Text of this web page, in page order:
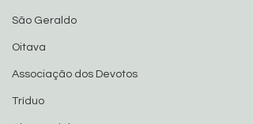
São Geraldo
Oitava
Associação dos Devotos
Tríduo